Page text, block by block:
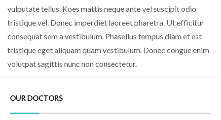
vulputate tellus. Koes mattis neque ante vel suscipit odio
tristique vel. Donec imperdiet laoreet pharetra. Ut efficitur
consequat sem a vestibulum. Phasellus tempus diam et est
tristique eget aliquam quam vestibulum. Donec congue enim
volutpat sagittis nunc non consectetur.
OUR DOCTORS